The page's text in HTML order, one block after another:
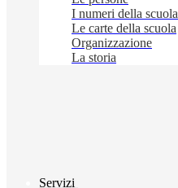
I numeri della scuola
Le carte della scuola
Organizzazione
La storia
Servizi